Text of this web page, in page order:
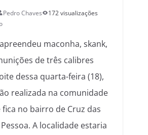
Pedro Chaves
172 visualizações
maconha, skank,
de três calibres
dessa quarta-feira (18),
realizada na comunidade
no bairro de Cruz das
A localidade estaria